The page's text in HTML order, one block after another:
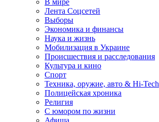
В мире
Лента Соцсетей
Выборы
Экономика и финансы
Наука и жизнь
Мобилизация в Украине
Происшествия и расследования
Культура и кино
Спорт
Техника, оружие, авто & Hi-Tech
Полицейская хроника
Религия
С юмором по жизни
Афиша